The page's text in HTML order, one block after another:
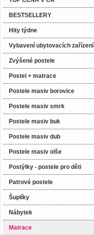
BESTSELLERY
Hity týdne
Vybavení ubytovacích zařízení
Zvýšené postele
Postel + matrace
Postele masiv borovice
Postele masiv smrk
Postele masiv buk
Postele masiv dub
Postele masiv olše
Postýlky - postele pro děti
Patrové postele
Šuplíky
Nábytek
Matrace